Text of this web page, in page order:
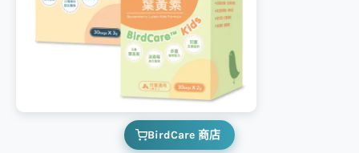
BirdCare 商店